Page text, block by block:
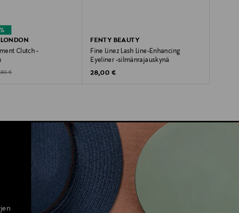
Clutch -
Price
€
FENTY BEAUTY
Fine Linez Lash Line-Enhancing
Eyeliner -silmänrajauskynä
Original Price
28,00 €